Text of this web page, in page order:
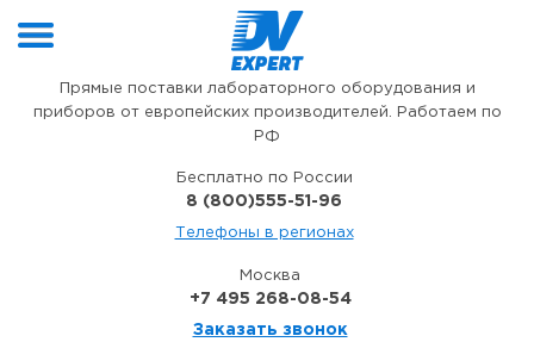
Прямые поставки лабораторного оборудования и
приборов от европейских производителей. Работаем по
РФ
Бесплатно по России
8 (800)555-51-96
Телефоны в регионах
Москва
+7 495 268-08-54
Заказать звонок